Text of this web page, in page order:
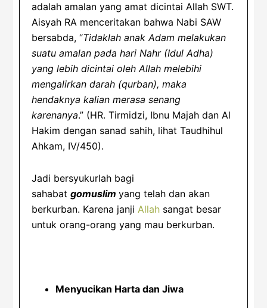
adalah amalan yang amat dicintai Allah SWT.
Aisyah RA menceritakan bahwa Nabi SAW
bersabda, “Tidaklah anak Adam melakukan
suatu amalan pada hari Nahr (Idul Adha)
yang lebih dicintai oleh Allah melebihi
mengalirkan darah (qurban), maka
hendaknya kalian merasa senang
karenanya.” (HR. Tirmidzi, Ibnu Majah dan Al
Hakim dengan sanad sahih, lihat Taudhihul
Ahkam, IV/450).
Jadi bersyukurlah bagi
sahabatgomuslimyang telah dan akan
berkurban. Karena janjiAllah sangat besar
untuk orang-orang yang mau berkurban.
Menyucikan Harta dan Jiwa